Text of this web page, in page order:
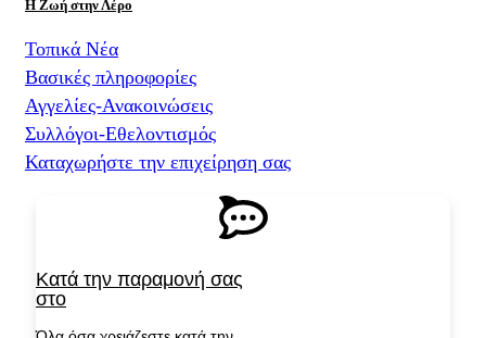
Η Ζωή στην Λέρο
Τοπικά Νέα
Βασικές πληροφορίες
Αγγελίες-Ανακοινώσεις
Συλλόγοι-Εθελοντισμός
Καταχωρήστε την επιχείρηση σας
Κατά την παραμονή σας
στο